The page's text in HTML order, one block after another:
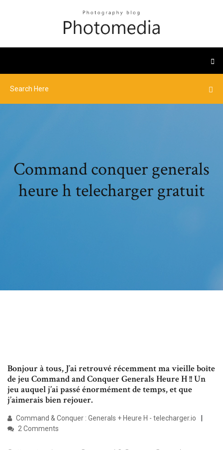
Command conquer generals
heure h telecharger gratuit
Bonjour à tous, J’ai retrouvé récemment ma vieille boîte
de jeu Command and Conquer Generals Heure H !! Un
jeu auquel j’ai passé énormément de temps, et que
j’aimerais bien rejouer.
Command & Conquer : Generals + Heure H - telecharger.io
2 Comments